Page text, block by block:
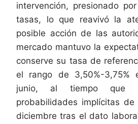
intervención, presionado
tasas, lo que reavivó la
posible acción de las
mercado mantuvo la
conserve su tasa de
el rango de 3,50%-3,75%
junio, al tiempo que
probabilidades implícitas
diciembre tras el dato